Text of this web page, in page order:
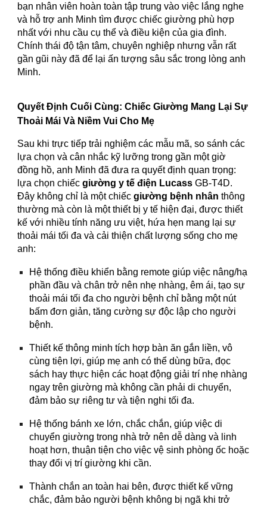
bạn nhân viên hoàn toàn tập trung vào việc lắng nghe
và hỗ trợ anh Minh tìm được chiếc giường phù hợp
nhất với nhu cầu cụ thể và điều kiện của gia đình.
Chính thái độ tận tâm, chuyên nghiệp nhưng vẫn rất
gần gũi này đã để lại ấn tượng sâu sắc trong lòng anh
Minh.
Quyết Định Cuối Cùng: Chiếc Giường Mang Lại Sự
Thoải Mái Và Niềm Vui Cho Mẹ
Sau khi trực tiếp trải nghiệm các mẫu mã, so sánh các
lựa chọn và cân nhắc kỹ lưỡng trong gần một giờ
đồng hồ, anh Minh đã đưa ra quyết định quan trọng:
lựa chọn chiếcgiường y tế điện Lucass GB-T4D.
Đây không chỉ là một chiếcgiường bệnh nhân thông
thường mà còn là một thiết bị y tế hiện đại, được thiết
kế với nhiều tính năng ưu việt, hứa hẹn mang lại sự
thoải mái tối đa và cải thiện chất lượng sống cho mẹ
anh:
Hệ thống điều khiển bằng remote giúp việc nâng/hạ
phần đầu và chân trở nên nhẹ nhàng, êm ái, tạo sự
thoải mái tối đa cho người bệnh chỉ bằng một nút
bấm đơn giản, tăng cường sự độc lập cho người
bệnh.
Thiết kế thông minh tích hợp bàn ăn gắn liền, vô
cùng tiện lợi, giúp mẹ anh có thể dùng bữa, đọc
sách hay thực hiện các hoạt động giải trí nhẹ nhàng
ngay trên giường mà không cần phải di chuyển,
đảm bảo sự riêng tư và tiện nghi tối đa.
Hệ thống bánh xe lớn, chắc chắn, giúp việc di
chuyển giường trong nhà trở nên dễ dàng và linh
hoạt hơn, thuận tiện cho việc vệ sinh phòng ốc hoặc
thay đổi vị trí giường khi cần.
Thành chắn an toàn hai bên, được thiết kế vững
chắc, đảm bảo người bệnh không bị ngã khi trở